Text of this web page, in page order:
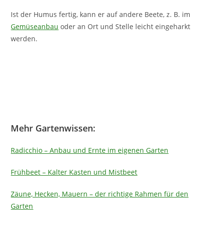
Ist der Humus fertig, kann er auf andere Beete, z. B. im
Gemüseanbau oder an Ort und Stelle leicht eingeharkt
werden.
Mehr Gartenwissen:
Radicchio – Anbau und Ernte im eigenen Garten
Frühbeet – Kalter Kasten und Mistbeet
Zäune, Hecken, Mauern – der richtige Rahmen für den
Garten